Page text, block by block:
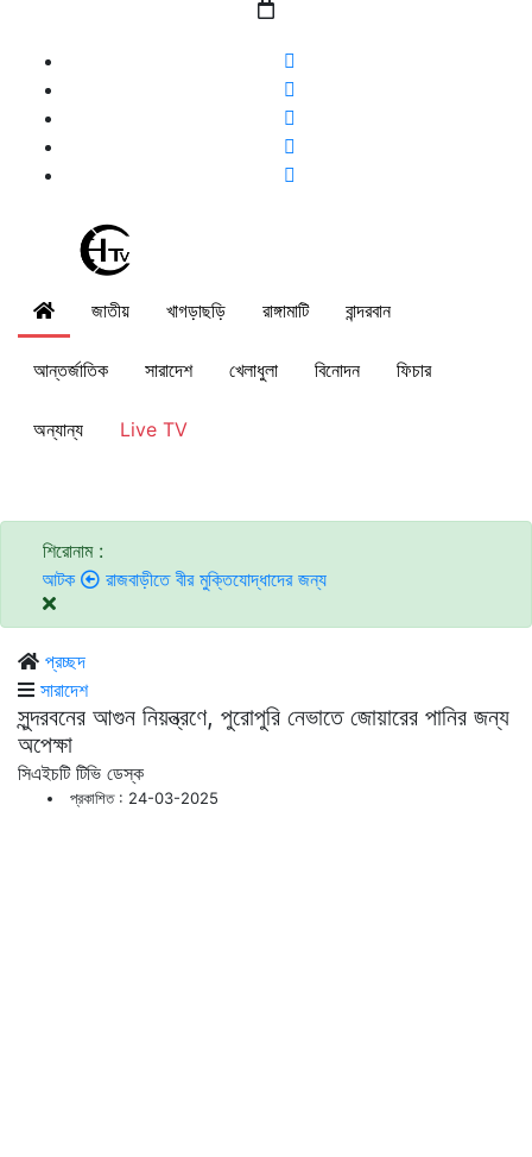
জাতীয় খাগড়াছড়ি রাঙ্গামাটি বান্দরবান
আন্তর্জাতিক সারাদেশ খেলাধুলা বিনোদন ফিচার
অন্যান্য Live TV
শিরোনাম :
রাজবাড়ীতে বীর মুক্তিযোদ্ধাদের জন্য সংরক্ষিত কবরস্থানে দুর্বৃত্তদের আগুন
প্রচ্ছদ
সারাদেশ
সুন্দরবনের আগুন নিয়ন্ত্রণে, পুরোপুরি নেভাতে জোয়ারের পানির জন্য
অপেক্ষা
সিএইচটি টিভি ডেস্ক
প্রকাশিত : 24-03-2025